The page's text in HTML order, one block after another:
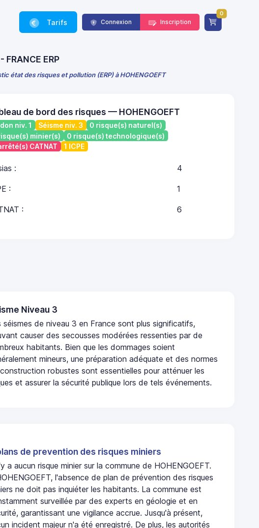
Tarifs Connexion Inscription
0
ERP
état des risques et pollution (ERP) à HOHENGOEFT
de bord des risques — HOHENGOEFT
niv. 1 Séisme niv. 3
0 risque(s) naturel(s)
minier(s)
0 risque(s) technologique(s)
CATNAT
1 ICPE
: 4
: 1
: 6
Niveau 3
séismes de niveau 3 en France sont plus significatifs,
causer des secousses modérées ressenties par de
habitants. Bien que les dommages soient
mineurs, une préparation adéquate et des normes
robustes sont essentielles pour atténuer les
et assurer la sécurité publique lors de tels événements.
de prevention des risques miniers
a aucun risque minier sur la commune de HOHENGOEFT.
l'absence de plan de prévention des risques
ne doit pas inquiéter les habitants. La commune est
surveillée par des experts en géologie et en
garantissant une vigilance accrue. Jusqu'à présent,
incident majeur n'a été enregistré. De plus, les autorités